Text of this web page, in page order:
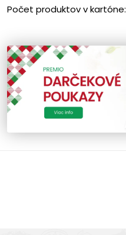
Počet produktov v kartóne: